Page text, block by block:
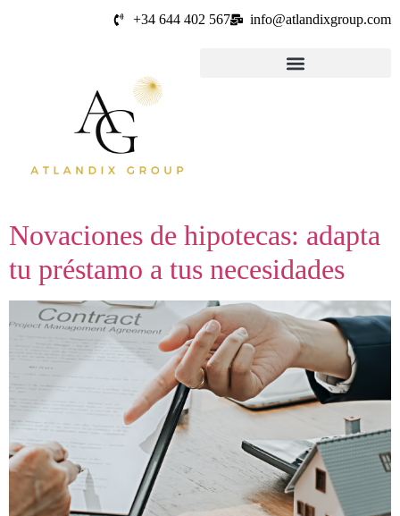
+34 644 402 567 info@atlandixgroup.com
Novaciones de hipotecas: adapta
tu préstamo a tus necesidades